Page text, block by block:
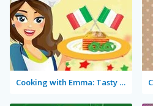
Cooking with Emma: Tasty Vegetable Lasagna